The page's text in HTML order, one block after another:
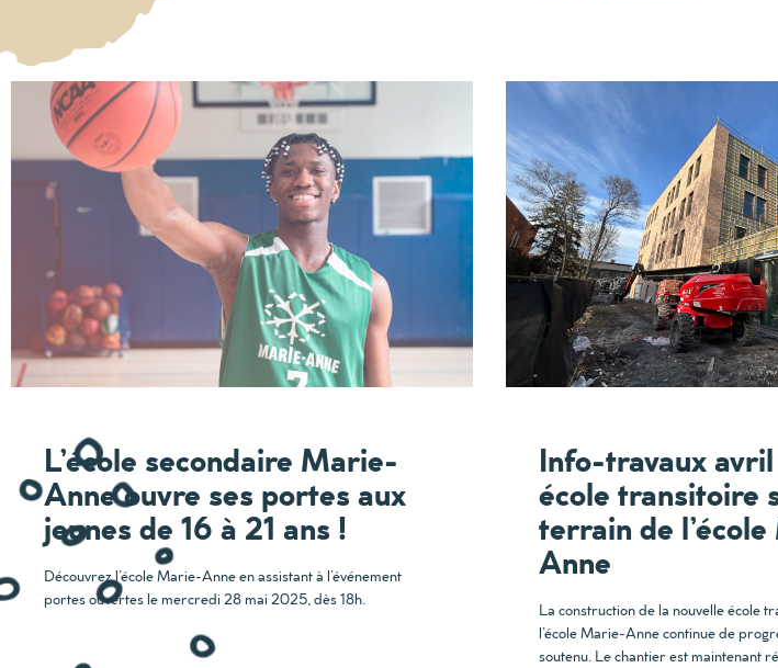
L’école secondaire Marie-
Anne ouvre ses portes aux
jeunes de 16 à 21 ans !
Découvrez l’école Marie-Anne en assistant à l’événement
portes ouvertes le mercredi 28 mai 2025, dès 18h.
Info-travaux
école transitoire
terrain de
Anne
La construction de la nouvelle école
l’école Marie-Anne continue de
soutenu. Le chantier est maintenant